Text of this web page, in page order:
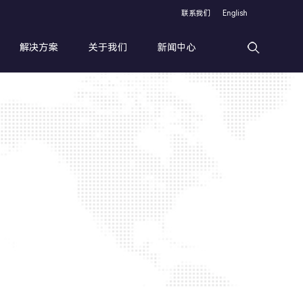
联系我们 English
解决方案 关于我们 新闻中心